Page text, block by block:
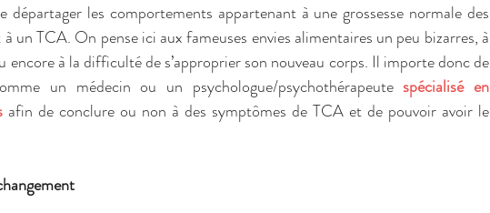
les comportements appartenant à une grossesse normale des
un TCA. On pense ici aux fameuses envies alimentaires un peu bizarres, à
encore à la difficulté de s’approprier son nouveau corps. Il importe donc de
un médecin ou un psychologue/psychothérapeute spécialisé en
afin de conclure ou non à des symptômes de TCA et de pouvoir avoir le